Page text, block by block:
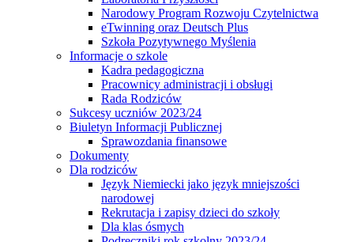
Narodowy Program Rozwoju Czytelnictwa
eTwinning oraz Deutsch Plus
Szkoła Pozytywnego Myślenia
Informacje o szkole
Kadra pedagogiczna
Pracownicy administracji i obsługi
Rada Rodziców
Sukcesy uczniów 2023/24
Biuletyn Informacji Publicznej
Sprawozdania finansowe
Dokumenty
Dla rodziców
Język Niemiecki jako język mniejszości
narodowej
Rekrutacja i zapisy dzieci do szkoły
Dla klas ósmych